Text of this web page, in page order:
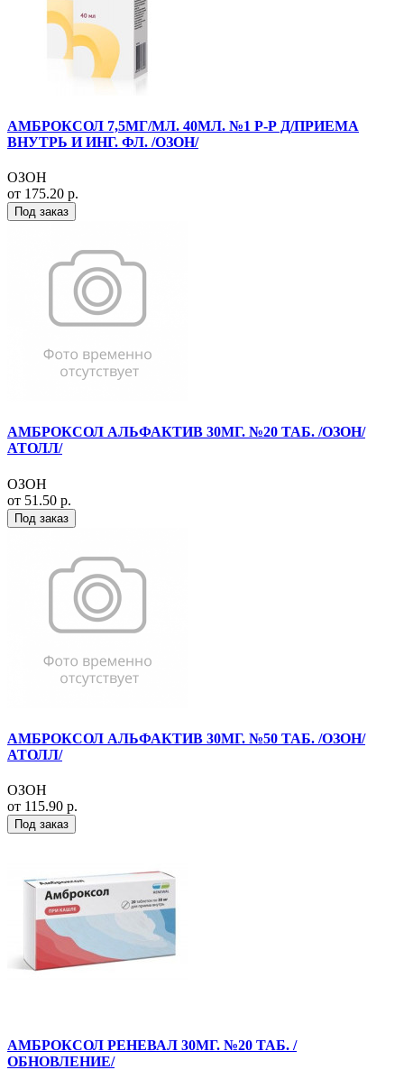
АМБРОКСОЛ 7,5МГ/МЛ. 40МЛ. №1 Р-Р Д/ПРИЕМА
ВНУТРЬ И ИНГ. ФЛ. /ОЗОН/
ОЗОН
от 175.20 р.
Под заказ
АМБРОКСОЛ АЛЬФАКТИВ 30МГ. №20 ТАБ. /ОЗОН/
АТОЛЛ/
ОЗОН
от 51.50 р.
Под заказ
АМБРОКСОЛ АЛЬФАКТИВ 30МГ. №50 ТАБ. /ОЗОН/
АТОЛЛ/
ОЗОН
от 115.90 р.
Под заказ
АМБРОКСОЛ РЕНЕВАЛ 30МГ. №20 ТАБ. /
ОБНОВЛЕНИЕ/